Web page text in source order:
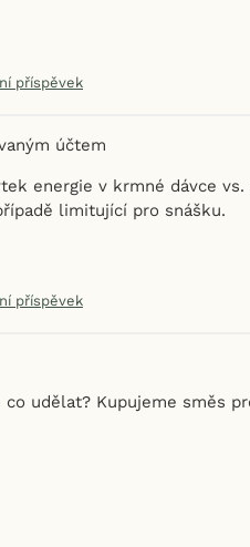
příspěvek
účtem
energie v krmné dávce
limitující pro snášku.
příspěvek
co udělat? Kupujeme směs